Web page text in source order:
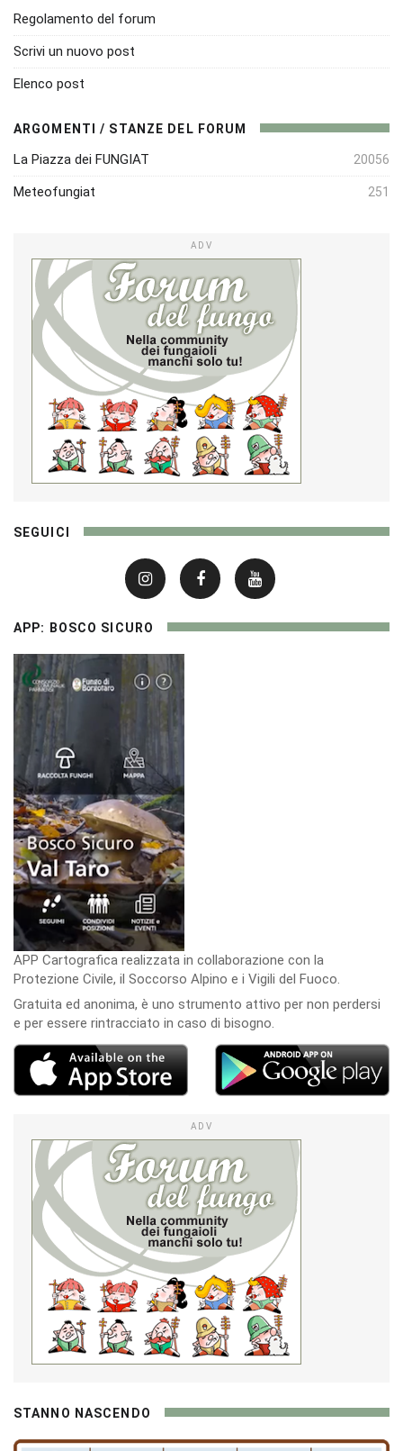
Regolamento del forum
Scrivi un nuovo post
Elenco post
ARGOMENTI / STANZE DEL FORUM
La Piazza dei FUNGIAT 20056
Meteofungiat 251
ADV
SEGUICI
APP: BOSCO SICURO
APP Cartografica realizzata in collaborazione con la
Protezione Civile, il Soccorso Alpino e i Vigili del Fuoco.
Gratuita ed anonima, è uno strumento attivo per non perdersi
e per essere rintracciato in caso di bisogno.
ADV
STANNO NASCENDO